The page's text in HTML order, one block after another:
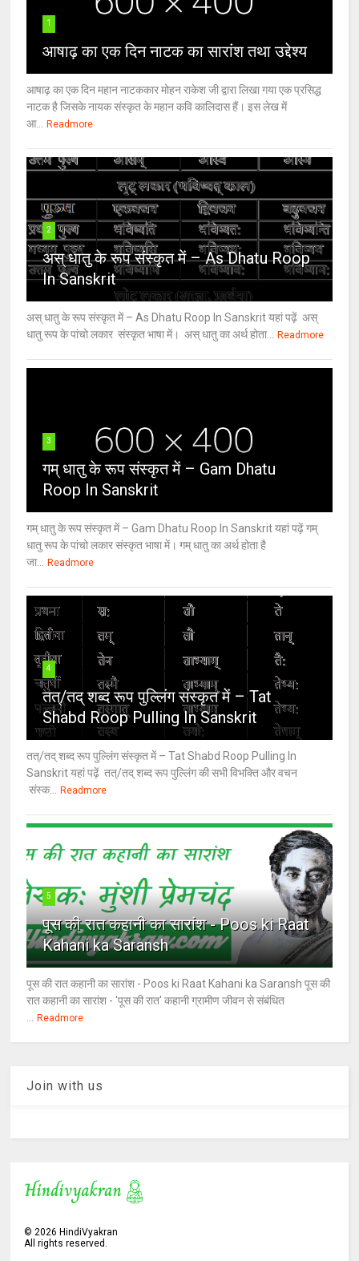
1
आषाढ़ का एक दिन नाटक का सारांश तथा उद्देश्य
आषाढ़ का एक दिन महान नाटककार मोहन राकेश जी द्वारा लिखा गया एक प्रसिद्ध
नाटक है जिसके नायक संस्कृत के महान कवि कालिदास हैं। इस लेख में
आ... Readmore
2
अस् धातु के रूप संस्कृत में – As Dhatu Roop
In Sanskrit
अस् धातु के रूप संस्कृत में – As Dhatu Roop In Sanskrit यहां पढ़ें अस्
धातु रूप के पांचो लकार संस्कृत भाषा में। अस् धातु का अर्थ होता... Readmore
3
गम् धातु के रूप संस्कृत में – Gam Dhatu
Roop In Sanskrit
गम् धातु के रूप संस्कृत में – Gam Dhatu Roop In Sanskrit यहां पढ़ें गम्
धातु रूप के पांचो लकार संस्कृत भाषा में। गम् धातु का अर्थ होता है
जा... Readmore
4
तत्/तद् शब्द रूप पुल्लिंग संस्कृत में – Tat
Shabd Roop Pulling In Sanskrit
तत्/तद् शब्द रूप पुल्लिंग संस्कृत में – Tat Shabd Roop Pulling In
Sanskrit यहां पढ़ें तत्/तद् शब्द रूप पुल्लिंग की सभी विभक्ति और वचन
संस्क... Readmore
5
पूस की रात कहानी का सारांश - Poos ki Raat
Kahani ka Saransh
पूस की रात कहानी का सारांश - Poos ki Raat Kahani ka Saransh पूस की
रात कहानी का सारांश - 'पूस की रात' कहानी ग्रामीण जीवन से संबंधित
... Readmore
Join with us
©2026 HindiVyakran
All rights reserved.